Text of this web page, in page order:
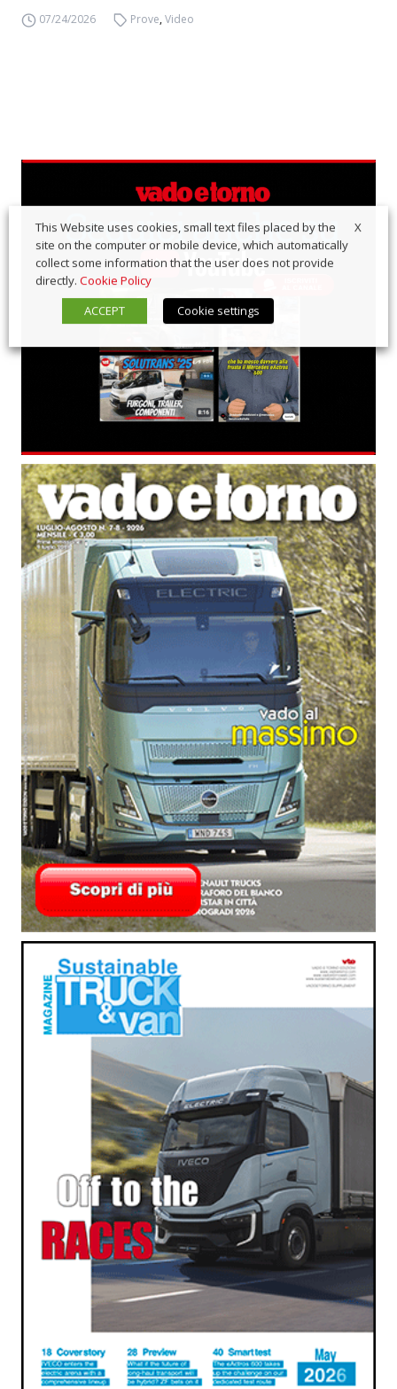
07/24/2026 Prove,Video
X
This Website uses cookies, small text files placed by the
site on the computer or mobile device, which automatically
collect some information that the user does not provide
directly. Cookie Policy
ACCEPT
Cookie settings